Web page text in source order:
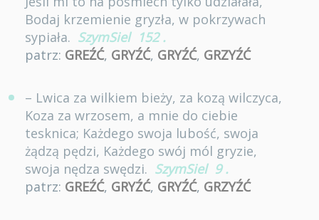
Bodaj krzemienie gryzła, w pokrzywach
sypiała. SzymSiel 152 .
patrz: GREŹĆ, GRYŹĆ, GRYŹĆ, GRZYŹĆ
– Lwica za wilkiem bieży, za kozą wilczyca,
Koza za wrzosem, a mnie do ciebie
tesknica; Każdego swoja lubość, swoja
żądzą pędzi, Każdego swój mól gryzie,
swoja nędza swędzi. SzymSiel 9 .
patrz: GREŹĆ, GRYŹĆ, GRYŹĆ, GRZYŹĆ